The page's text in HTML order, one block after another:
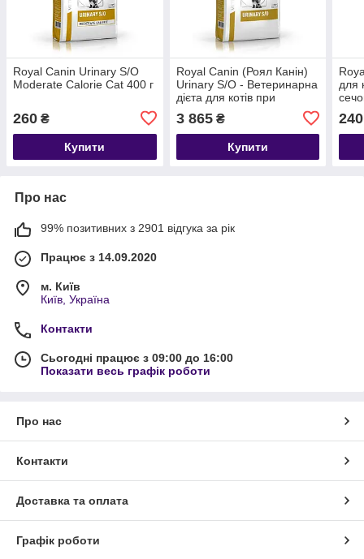
Royal Canin Urinary S/O
Moderate Calorie Cat 400 г
260 ₴
Купити
Royal Canin (Роял Канін)
Urinary S/O - Ветеринарна
дієта для котів при
сечовидільної системи 9кг
3 865₴
Купити
для
240
Про нас
99% позитивних з 2901 відгука за рік
Працює з 14.09.2020
м. Київ
Київ, Україна
Контакти
Сьогодні працює з 09:00 до 16:00
Показати весь графік роботи
Про нас
Контакти
Доставка та оплата
Графік роботи